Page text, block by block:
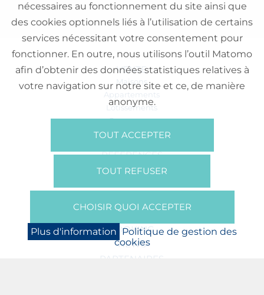
VENTE
Maisons
Appartements
Lotissements
Commerces
Bureaux
RÉFÉRENCES
SUR NOUS
Presse
BOOKING
NEWS
PARTENAIRES
nécessaires au fonctionnement du site ainsi que
des cookies optionnels liés à l’utilisation de certains
services nécessitant votre consentement pour
fonctionner. En outre, nous utilisons l’outil Matomo
afin d’obtenir des données statistiques relatives à
votre navigation sur notre site et ce, de manière
anonyme.
TOUT ACCEPTER
TOUT REFUSER
CHOISIR QUOI ACCEPTER
Plus d'information Politique de gestion des
cookies